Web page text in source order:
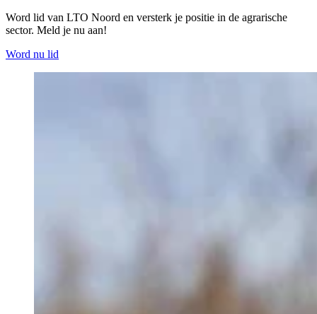
Word lid van LTO Noord en versterk je positie in de agrarische
sector. Meld je nu aan!
Word nu lid